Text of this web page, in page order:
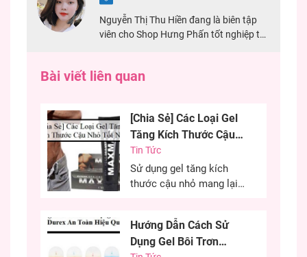
Nguyễn Thị Thu Hiền đang là biên tập
viên cho Shop Hưng Phấn tốt nghiệp tại
đảm bảo nội dung chính xác nhất cho
Bài viết liên quan
[Chia Sẻ] Các Loại Gel
Tăng Kích Thước Cậu
Nhỏ Tốt Nhất
Tin Tức
Sử dụng gel tăng kích
thước cậu nhỏ mang lại
đến sự tự tin cho các
chàng trai. Đây là phương
Hướng Dẫn Cách Sử
Dụng Gel Bôi Trơn